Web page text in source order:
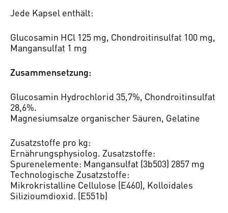
Jede Kapsel enthält:
Glucosamin HCl 125 mg, Chondroitinsulfat 100 mg,
Mangansulfat 1 mg
Zusammensetzung:
Glucosamin Hydrochlorid 35,7%, Chondroitinsulfat
28,6%.
Magnesiumsalze organischer Säuren, Gelatine
Zusatzstoffe pro kg:
Ernährungsphysiolog. Zusatzstoffe:
Spurenelemente: Mangansulfat (3b503) 2857 mg
Technologische Zusatzstoffe:
Mikrokristalline Cellulose (E460), Kolloidales
Silizioumdioxid. (E551b)